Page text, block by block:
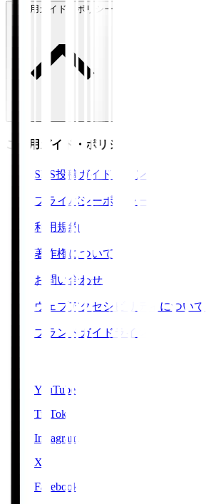
ご利用ガイド・ポリシー
ご利用ガイド・ポリシー
SNS投稿ガイドライン
プライバシーポリシー
利用規約
著作権について
お問い合わせ
ウェブアクセシビリティについて
ブランドガイドライン
YouTube
TikTok
Instagram
X
Facebook